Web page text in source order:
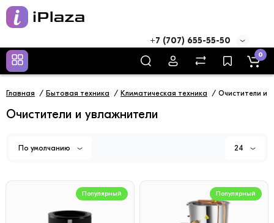
+7 (707) 655-55-50
0
Главная Бытовая техника Климатическая техника Очистители и
Очистители и увлажнители
По умолчанию 24
Популярный Популярный